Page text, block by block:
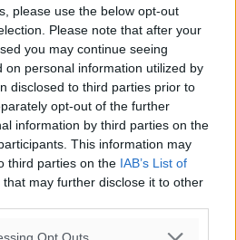
please use the below opt-out
Please note that after your
you may continue seeing
on personal information utilized by
disclosed to third parties prior to
opt-out of the further
information by third parties on the
This information may
third parties on the IAB’s List of
that may further disclose it to other
Opt Outs
ειδήσεων
ημερομηνίες των
περιόδου
στην Κάρπαθο για άγρα